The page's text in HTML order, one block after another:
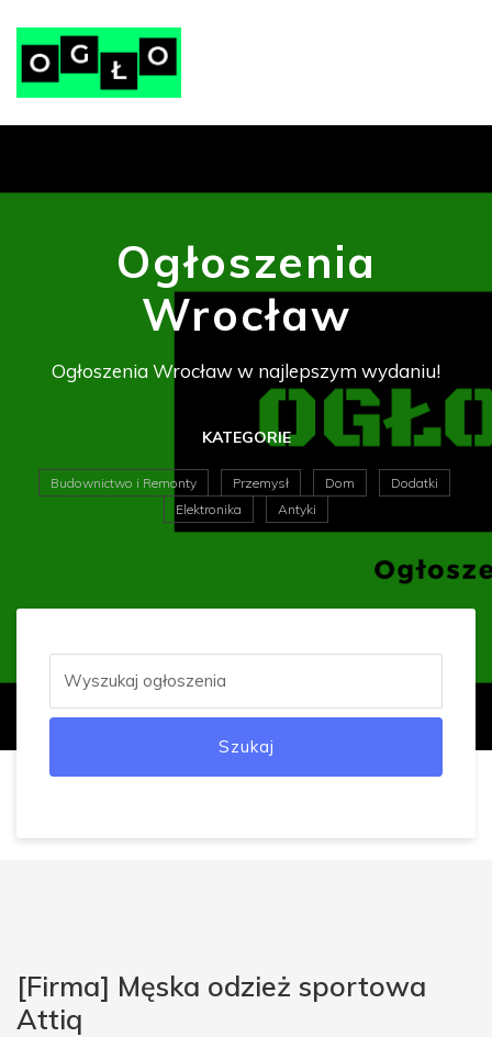
Ogłoszenia
Wrocław
Ogłoszenia Wrocław w najlepszym wydaniu!
KATEGORIE
Budownictwo i Remonty Przemysł Dom
Dodatki
Elektronika
Antyki
Szukaj
[Firma] Męska odzież sportowa
Attiq